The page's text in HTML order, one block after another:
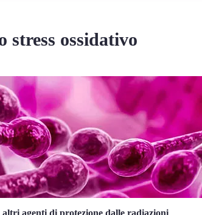
stress ossidativo
agenti di protezione dalle radiazioni